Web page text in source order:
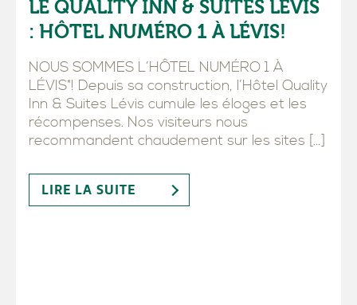
LE QUALITY INN & SUITES LÉVIS
: HÔTEL NUMÉRO 1 À LÉVIS!
NOUS SOMMES L’HÔTEL NUMÉRO 1 À
LÉVIS*! Depuis sa construction, l’Hôtel Quality
Inn & Suites Lévis cumule les éloges et les
récompenses. Nos visiteurs nous
recommandent chaudement sur les sites […]
LIRE LA SUITE